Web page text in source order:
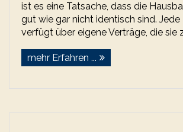
ist es eine Tatsache, dass die
gut wie gar nicht identisch sind.
verfügt über eigene Verträge, die sie
mehr Erfahren ...